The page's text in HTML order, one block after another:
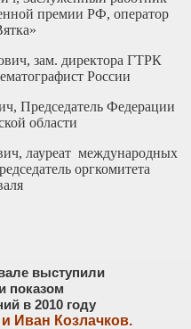
премии РФ, оператор
зам. директора ГТРК
России
Председатель Федерации
области
лауреат международных
оргкомитета
выступили
показом
в 2010 году
Иван Козлачков.